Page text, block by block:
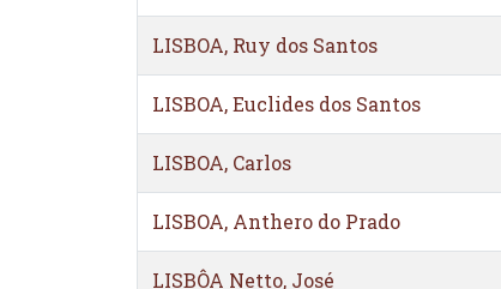
LISBOA, Ruy dos Santos
LISBOA, Euclides dos Santos
LISBOA, Carlos
LISBOA, Anthero do Prado
LISBÔA Netto, José